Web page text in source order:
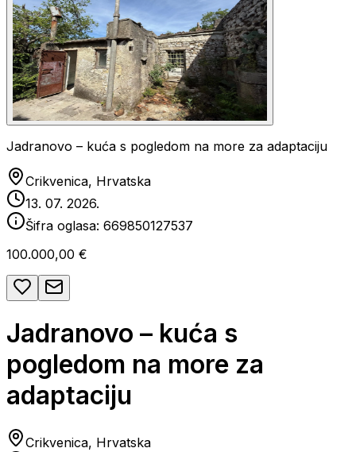
Jadranovo – kuća s pogledom na more za adaptaciju
Crikvenica, Hrvatska
13. 07. 2026.
Šifra oglasa: 669850127537
100.000,00 €
Jadranovo – kuća s
pogledom na more za
adaptaciju
Crikvenica, Hrvatska